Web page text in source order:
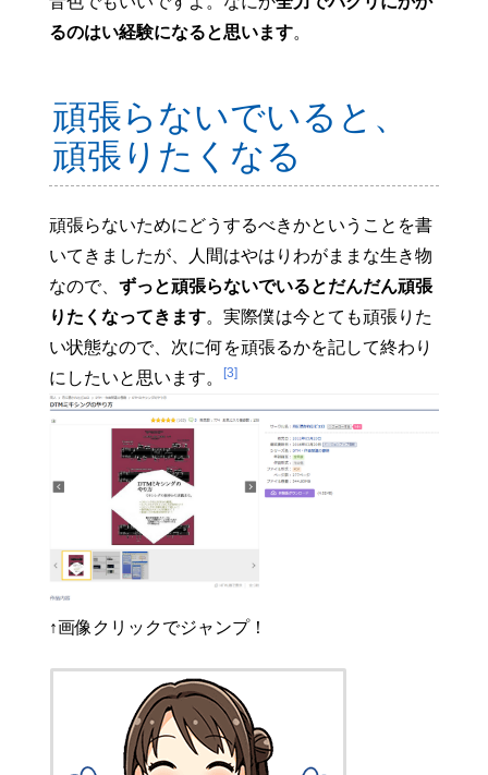
るのはい経験になると思います。
頑張らないでいると、
頑張りたくなる
頑張らないためにどうするべきかということを書
いてきましたが、人間はやはりわがままな生き物
なので、 ずっと頑張らないでいるとだんだん頑張
りたくなってきます。実際僕は今とても頑張りた
い状態なので、次に何を頑張るかを記して終わり
にしたいと思います。
[3]
↑画像クリックでジャンプ！